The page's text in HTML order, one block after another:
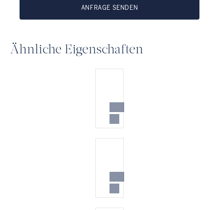
ANFRAGE SENDEN
Ähnliche Eigenschaften